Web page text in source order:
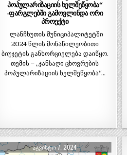
პოპულარიზაციის ხელშეწყობა“
-ფარგლებში გამოვლინდა ორი
პროექტი
ლანჩხუთის მუნიციპალიტეტში
2024 წლის მონაწილეობითი
ბიუჯეტის განხორციელება დაიწყო.
თემის – ,,ჯანსაღი ცხოვრების
პოპულარიზაციის ხელშეწყობა“…
ᲐᲒᲕᲘᲡᲢᲝ 7, 2024